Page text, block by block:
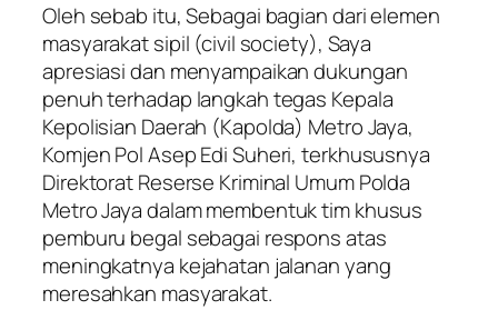
Oleh sebab itu, Sebagai bagian dari elemen
masyarakat sipil (civil society), Saya
apresiasi dan menyampaikan dukungan
penuh terhadap langkah tegas Kepala
Kepolisian Daerah (Kapolda) Metro Jaya,
Komjen Pol Asep Edi Suheri, terkhususnya
Direktorat Reserse Kriminal Umum Polda
Metro Jaya dalam membentuk tim khusus
pemburu begal sebagai respons atas
meningkatnya kejahatan jalanan yang
meresahkan masyarakat.